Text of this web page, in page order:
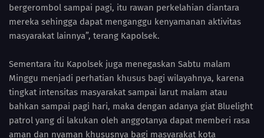
bergerombol sampai pagi, itu rawan perkelahian diantara
mereka sehingga dapat menganggu kenyamanan aktivitas
masyarakat lainnya”, terang Kapolsek.
Sementara itu Kapolsek juga menegaskan Sabtu malam
Minggu menjadi perhatian khusus bagi wilayahnya, karena
tingkat intensitas masyarakat sampai larut malam atau
bahkan sampai pagi hari, maka dengan adanya giat Bluelight
patrol yang di lakukan oleh anggotanya dapat memberi rasa
aman dan nyaman khususnya bagi masyarakat kota